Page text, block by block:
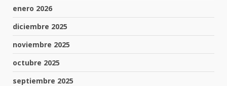
enero 2026
diciembre 2025
noviembre 2025
octubre 2025
septiembre 2025